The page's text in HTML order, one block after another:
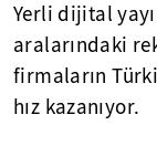
Yerli dijital
aralarındaki
firmaların
hız kazanıyor.